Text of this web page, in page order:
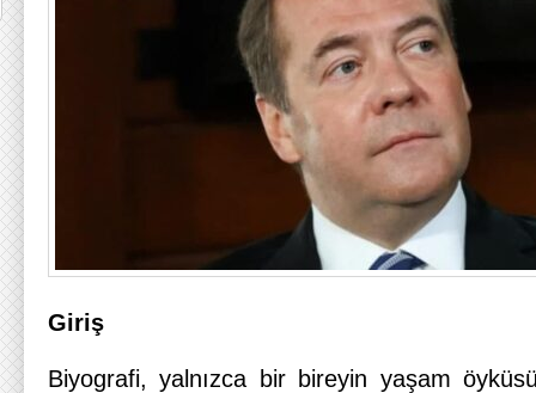
Giriş
Biyografi, yalnızca bir bireyin yaşam